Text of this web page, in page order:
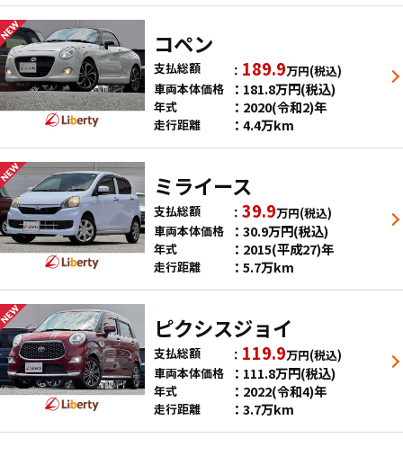
コペン
支払総額 189.9万円(税込)
車両本体価格
181.8万円(税込)
年式 2020(令和2)年
走行距離 4.4万km
ミライース
支払総額 39.9万円(税込)
車両本体価格
30.9万円(税込)
年式 2015(平成27)年
走行距離 5.7万km
ピクシスジョイ
支払総額 119.9万円(税込)
車両本体価格
111.8万円(税込)
年式 2022(令和4)年
走行距離 3.7万km